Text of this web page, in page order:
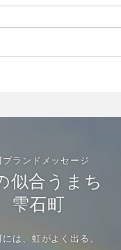
ブランドメッセージ
似合うまち
雫石町
には、虹がよく出る。